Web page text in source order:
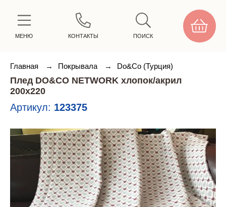
МЕНЮ КОНТАКТЫ ПОИСК
Главная → Покрывала → Do&Co (Турция)
Плед DO&CO NETWORK хлопок/акрил
200х220
Артикул: 123375